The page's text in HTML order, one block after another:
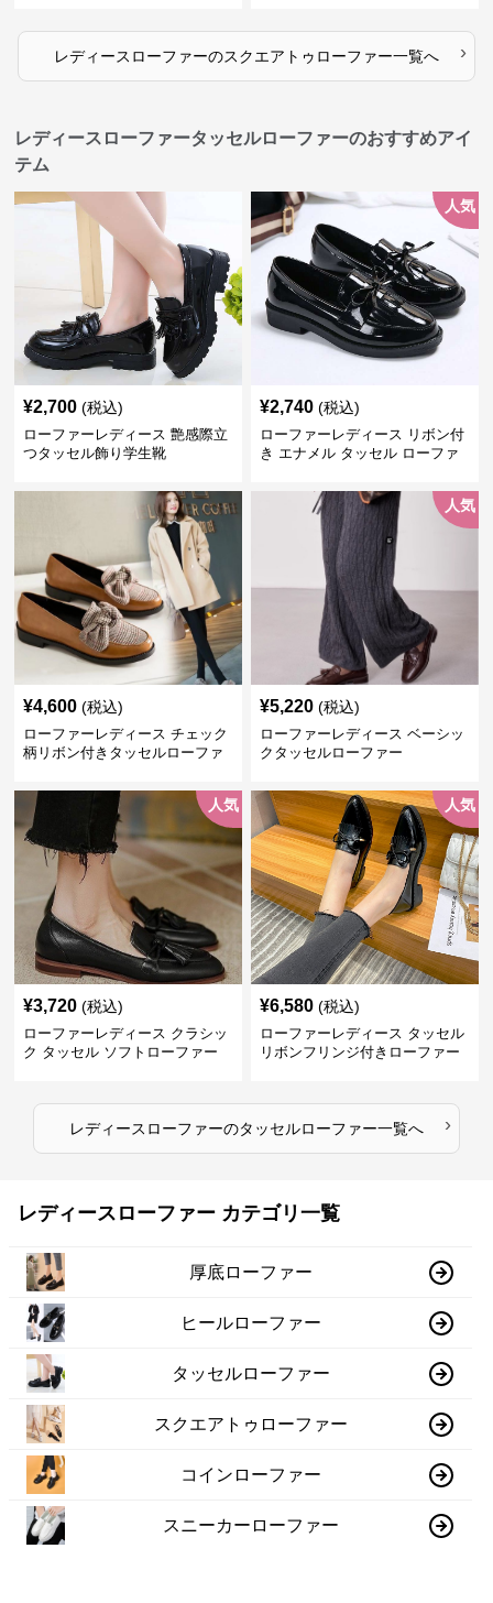
レディースローファーのスクエアトゥローファー一覧へ ›
レディースローファータッセルローファーのおすすめアイ
テム
¥2,700 (税込)
ローファーレディース 艶感際立
つタッセル飾り学生靴
人気
¥2,740 (税込)
ローファーレディース リボン付
き エナメル タッセル ローファ
¥4,600 (税込)
ローファーレディース チェック
柄リボン付きタッセルローファ
人気
¥5,220 (税込)
ローファーレディース ベーシッ
クタッセルローファー
人気
¥3,720 (税込)
ローファーレディース クラシッ
ク タッセル ソフトローファー
人気
¥6,580 (税込)
ローファーレディース タッセル
リボンフリンジ付きローファー
レディースローファーのタッセルローファー一覧へ ›
レディースローファー カテゴリ一覧
厚底ローファー
ヒールローファー
タッセルローファー
スクエアトゥローファー
コインローファー
スニーカーローファー